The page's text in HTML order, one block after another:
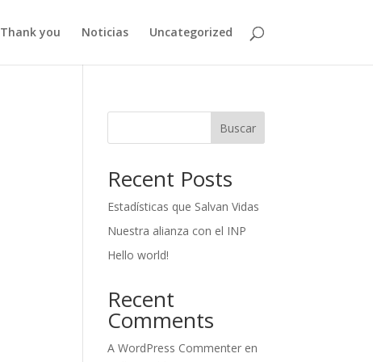
Thank you Noticias Uncategorized
Buscar
Recent Posts
Estadísticas que Salvan Vidas
Nuestra alianza con el INP
Hello world!
Recent
Comments
A WordPress Commenter en